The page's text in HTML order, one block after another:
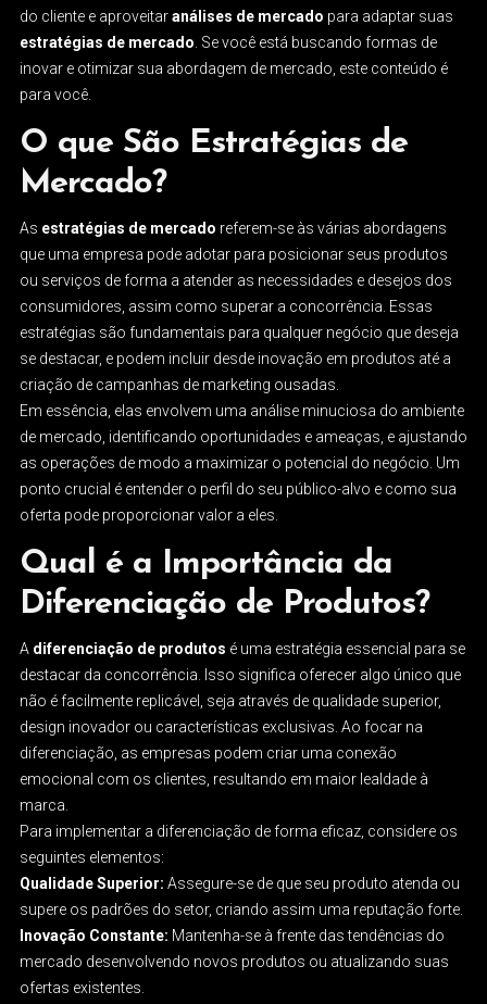
do cliente e aproveitaranálises de mercado para adaptar suas
estratégias de mercado . Se você está buscando formas de
inovar e otimizar sua abordagem de mercado, este conteúdo é
para você.
O que São Estratégias de
Mercado?
As estratégias de mercado referem-se às várias abordagens
que uma empresa pode adotar para posicionar seus produtos
ou serviços de forma a atender as necessidades e desejos dos
consumidores, assim como superar a concorrência. Essas
estratégias são fundamentais para qualquer negócio que deseja
se destacar, e podem incluir desde inovação em produtos até a
criação de campanhas de marketing ousadas.
Em essência, elas envolvem uma análise minuciosa do ambiente
de mercado, identificando oportunidades e ameaças, e ajustando
as operações de modo a maximizar o potencial do negócio. Um
ponto crucial é entender o perfil do seu público-alvo e como sua
oferta pode proporcionar valor a eles.
Qual é a Importância da
Diferenciação de Produtos?
A diferenciação de produtos é uma estratégia essencial para se
destacar da concorrência. Isso significa oferecer algo único que
não é facilmente replicável, seja através de qualidade superior,
design inovador ou características exclusivas. Ao focar na
diferenciação, as empresas podem criar uma conexão
emocional com os clientes, resultando em maior lealdade à
marca.
Para implementar a diferenciação de forma eficaz, considere os
seguintes elementos:
Qualidade Superior: Assegure-se de que seu produto atenda ou
supere os padrões do setor, criando assim uma reputação forte.
Inovação Constante: Mantenha-se à frente das tendências do
mercado desenvolvendo novos produtos ou atualizando suas
ofertas existentes.